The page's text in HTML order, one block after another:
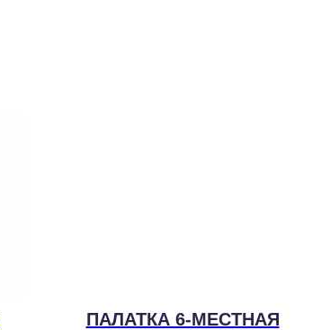
ПАЛАТКА 6-МЕСТНАЯ